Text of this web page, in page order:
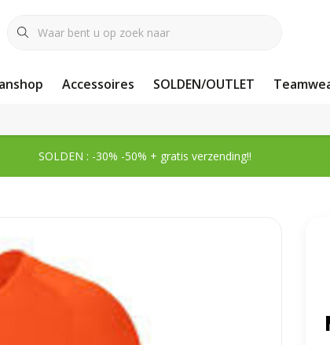
Accessoires SOLDEN/OUTLET
SOLDEN : -30% -50% + gratis verzending!!